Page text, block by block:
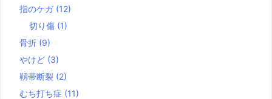
指のケガ (12)
切り傷 (1)
骨折 (9)
やけど (3)
靱帯断裂 (2)
むち打ち症 (11)